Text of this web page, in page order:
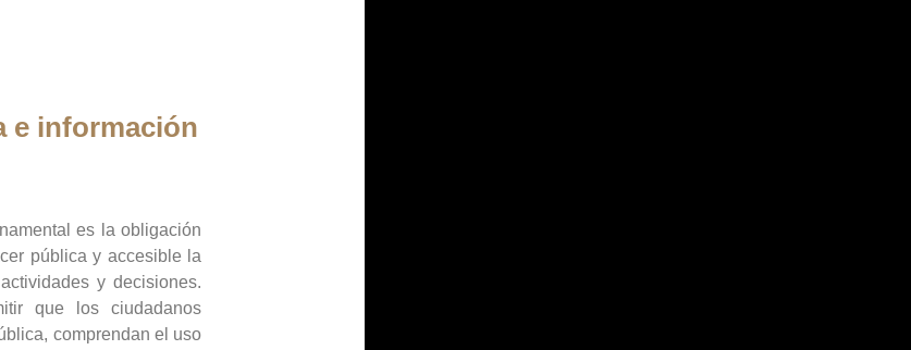
e información
es la obligación
pública y accesible la
y decisiones.
que los ciudadanos
comprendan el uso